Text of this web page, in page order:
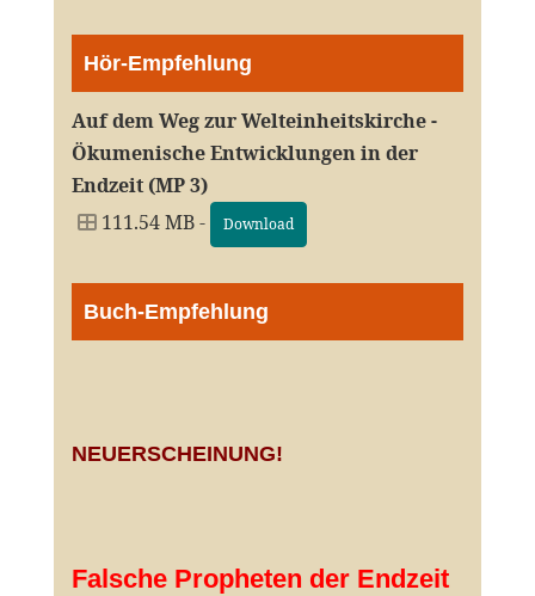
Hör-Empfehlung
Auf dem Weg zur Welteinheitskirche -
Ökumenische Entwicklungen in der
Endzeit (MP 3)
111.54 MB -
Download
Buch-Empfehlung
NEUERSCHEINUNG!
Falsche Propheten der Endzeit